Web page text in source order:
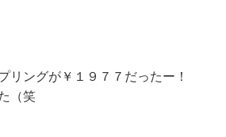
リングが￥１９７７だったー！
（笑